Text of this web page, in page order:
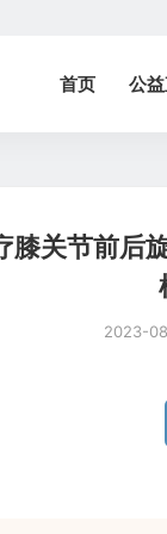
首页 公
膝关节前后
2023-